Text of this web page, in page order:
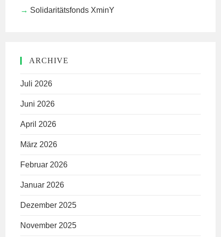
Solidaritätsfonds XminY
ARCHIVE
Juli 2026
Juni 2026
April 2026
März 2026
Februar 2026
Januar 2026
Dezember 2025
November 2025